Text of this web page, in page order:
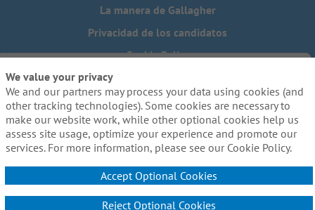
La manera de Gallagher
Privacidad de los candidatos
Cookie Policy
Do Not Sell or Share My Personal Information - US Residents
¿Necesita una adaptación especial para completar alguna
parte de nuestro proceso de solicitud, incluido el uso de
este sitio web? Escríbanos a:Careers@ajg.com
We value your privacy
We and our partners may process your data using cookies (and
other tracking technologies). Some cookies are necessary to
make our website work, while other optional cookies help us
assess site usage, optimize your experience and promote our
services. For more information, please see our Cookie Policy.
Accept Optional Cookies
Reject Optional Cookies